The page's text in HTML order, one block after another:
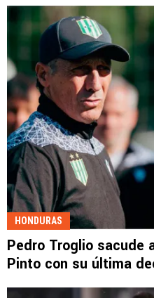
HONDURAS
Pedro Troglio sacude
Pinto con su última